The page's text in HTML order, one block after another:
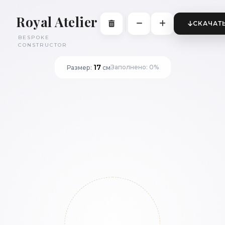
Royal Atelier
BESPOKE
CONSTRUCTOR
Размер: 17смЗаполнено: 0%